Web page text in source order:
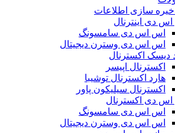
سازی اطلاعات
دی اینترنال
اس اس دی سامسونگ
اس اس دی وسترن دیجیتال
دیسک اکسترنال
اکسترنال اپیسر
هارد اکسترنال توشیبا
اکسترنال سیلیکون پاور
دی اکسترنال
اس اس دی سامسونگ
اس اس دی وسترن دیجیتال